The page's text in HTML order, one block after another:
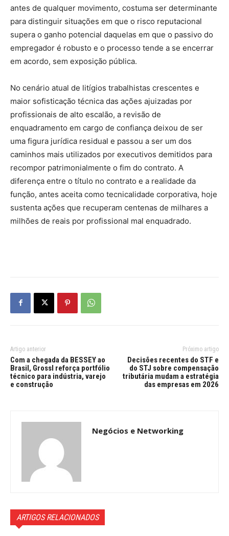
antes de qualquer movimento, costuma ser determinante
para distinguir situações em que o risco reputacional
supera o ganho potencial daquelas em que o passivo do
empregador é robusto e o processo tende a se encerrar
em acordo, sem exposição pública.
No cenário atual de litígios trabalhistas crescentes e
maior sofisticação técnica das ações ajuizadas por
profissionais de alto escalão, a revisão de
enquadramento em cargo de confiança deixou de ser
uma figura jurídica residual e passou a ser um dos
caminhos mais utilizados por executivos demitidos para
recompor patrimonialmente o fim do contrato. A
diferença entre o título no contrato e a realidade da
função, antes aceita como tecnicalidade corporativa, hoje
sustenta ações que recuperam centenas de milhares a
milhões de reais por profissional mal enquadrado.
Artigo anterior
Com a chegada da BESSEY ao
Brasil, Grossl reforça portfólio
técnico para indústria, varejo
e construção
Próximo artigo
Decisões recentes do STF e
do STJ sobre compensação
tributária mudam a estratégia
das empresas em 2026
Negócios e Networking
ARTIGOS RELACIONADOS